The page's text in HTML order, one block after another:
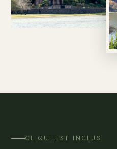
CE QUI EST INCLUS